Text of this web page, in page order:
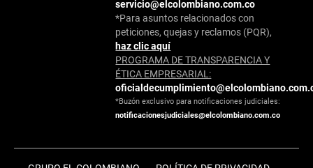
servicio@elcolombiano.com.co
*Para asuntos relacionados con
peticiones, quejas y reclamos (PQR),
haz clic aquí
PROGRAMA DE TRANSPARENCIA Y
ÉTICA EMPRESARIAL:
*Buzón exclusivo para notificaciones judiciales:
notificacionesjudiciales@elcolombiano.com.co